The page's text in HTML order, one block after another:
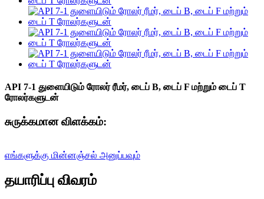
API 7-1 துளையிடும் ரோலர் ரீமர், டைப் B, டைப் F மற்றும் டைப் T
ரோலர்களுடன்
சுருக்கமான விளக்கம்:
எங்களுக்கு மின்னஞ்சல் அனுப்பவும்
தயாரிப்பு விவரம்